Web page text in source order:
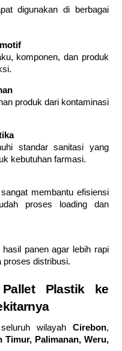
digunakan di berbagai
komponen, dan produk
produk dari kontaminasi
standar sanitasi yang
kebutuhan farmasi.
membantu efisiensi
proses loading dan
panen agar lebih rapi
proses distribusi.
Pallet Plastik ke
wilayah Cirebon,
Palimanan, Weru,